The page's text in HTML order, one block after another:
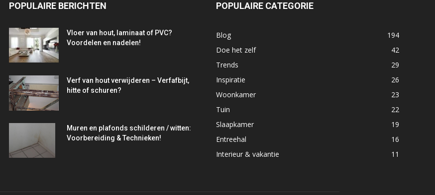
POPULAIRE BERICHTEN
Vloer van hout, laminaat of PVC?
Voordelen en nadelen!
Verf van hout verwijderen – Verfafbijt,
hitte of schuren?
Muren en plafonds schilderen / witten:
Voorbereiding & Technieken!
POPULAIRE CATEGORIE
Blog
194
Doe het zelf
42
Trends
29
Inspiratie
26
Woonkamer
23
Tuin
22
Slaapkamer
19
Entreehal
16
Interieur & vakantie
11